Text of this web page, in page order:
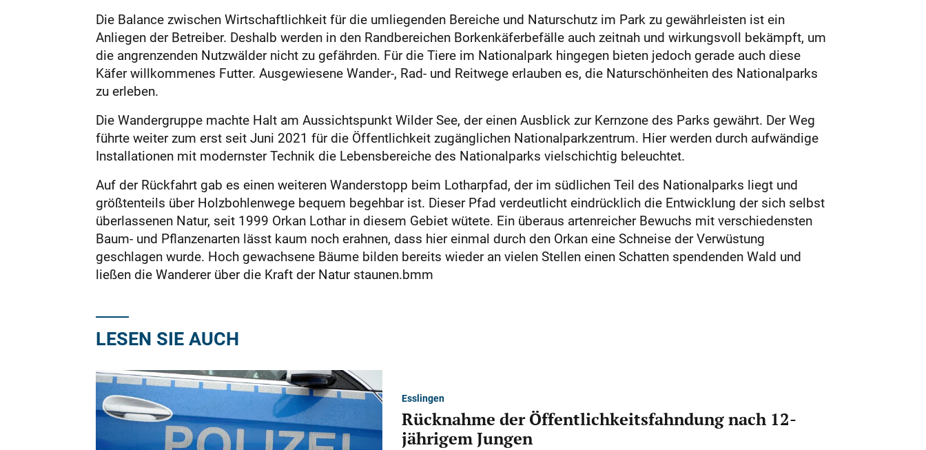
Die Balance zwischen Wirtschaftlichkeit für die umliegenden Bereiche und Naturschutz im Park zu gewährleisten ist ein
Anliegen der Betreiber. Deshalb werden in den Randbereichen Borkenkäferbefälle auch zeitnah und wirkungsvoll bekämpft, um
die angrenzenden Nutzwälder nicht zu gefährden. Für die Tiere im Nationalpark hingegen bieten jedoch gerade auch diese
Käfer willkommenes Futter. Ausgewiesene Wander-, Rad- und Reitwege erlauben es, die Naturschönheiten des Nationalparks
zu erleben.
Die Wandergruppe machte Halt am Aussichtspunkt Wilder See, der einen Ausblick zur Kernzone des Parks gewährt. Der Weg
führte weiter zum erst seit Juni 2021 für die Öffentlichkeit zugänglichen Nationalparkzentrum. Hier werden durch aufwändige
Installationen mit modernster Technik die Lebensbereiche des Nationalparks vielschichtig beleuchtet.
Auf der Rückfahrt gab es einen weiteren Wanderstopp beim Lotharpfad, der im südlichen Teil des Nationalparks liegt und
größtenteils über Holzbohlenwege bequem begehbar ist. Dieser Pfad verdeutlicht eindrücklich die Entwicklung der sich selbst
überlassenen Natur, seit 1999 Orkan Lothar in diesem Gebiet wütete. Ein überaus artenreicher Bewuchs mit verschiedensten
Baum- und Pflanzenarten lässt kaum noch erahnen, dass hier einmal durch den Orkan eine Schneise der Verwüstung
geschlagen wurde. Hoch gewachsene Bäume bilden bereits wieder an vielen Stellen einen Schatten spendenden Wald und
ließen die Wanderer über die Kraft der Natur staunen.bmm
LESEN SIE AUCH
Esslingen
Rücknahme der Öffentlichkeitsfahndung nach 12-
jährigem Jungen